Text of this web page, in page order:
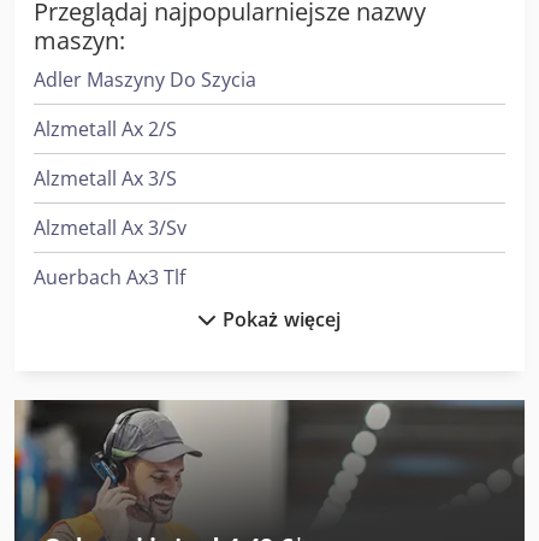
Przeglądaj najpopularniejsze nazwy
maszyn:
Adler Maszyny Do Szycia
Alzmetall Ax 2/S
Alzmetall Ax 3/S
Alzmetall Ax 3/Sv
Auerbach Ax3 Tlf
Fischer & Krecke Maszyny Do Worków
Graule Akf 6/250
Haver & Boecker Podajniki Do Materiałów Luzem
Pokaż więcej